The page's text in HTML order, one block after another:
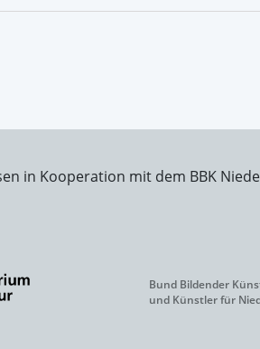
in Kooperation mit dem BBK
Bund Bildender
und Künstler für